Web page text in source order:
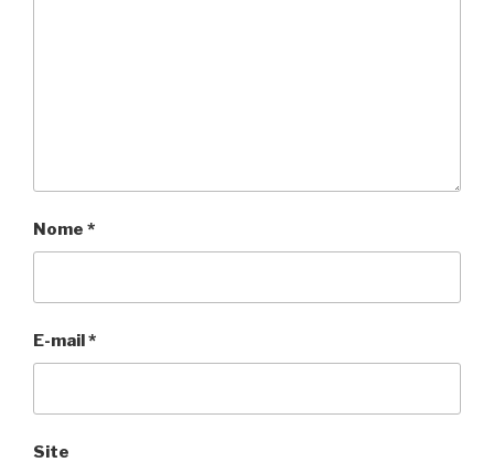
Nome *
E-mail*
Site